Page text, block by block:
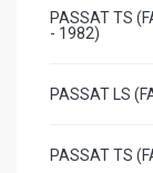
PASSAT TS
- 1982)
PASSAT LS
PASSAT TS